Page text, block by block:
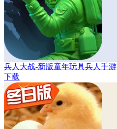
兵人大战-新版童年玩具兵人手游
下载